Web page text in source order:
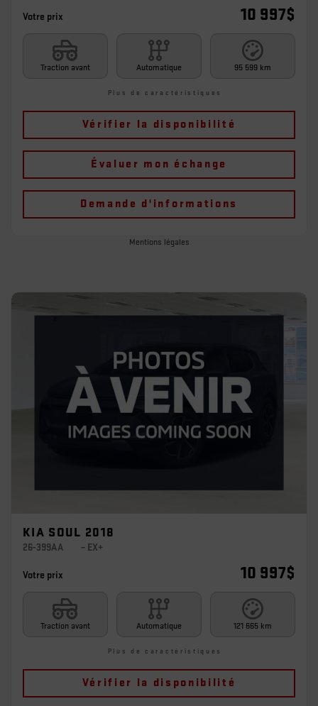
Votre prix 10 997$
Traction avant Automatique 95 599 km
Plus de caractéristiques
Vérifier la disponibilité
Évaluer mon échange
Demande d'informations
Mentions légales
KIA SOUL 2018
26-399AA – EX+
Votre prix 10 997$
Traction avant Automatique 121 665 km
Plus de caractéristiques
Vérifier la disponibilité